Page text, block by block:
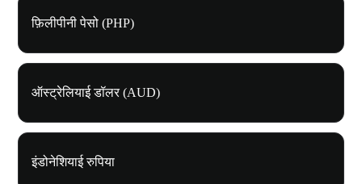
फ़िलीपीनी पेसो (PHP)
ऑस्ट्रेलियाई डॉलर (AUD)
इंडोनेशियाई रुपिया